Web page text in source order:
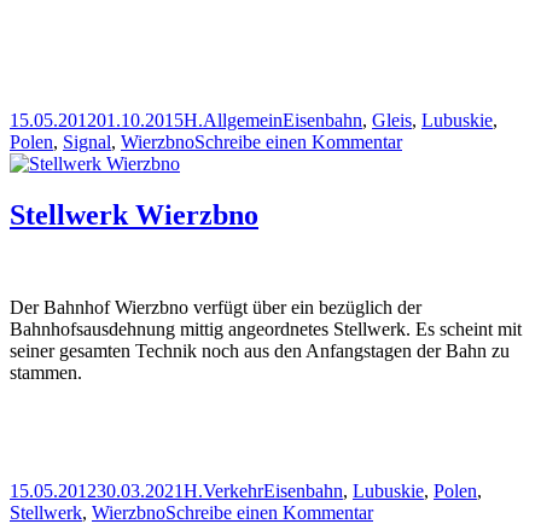
Veröffentlicht
am
15.05.201201.10.2015Autor
H.Kategorien
AllgemeinSchlagwörter
Eisenbahn, Gleis, Lubuskie,
Polen, Signal, WierzbnoSchreibe einen Kommentarzu
Stellwerk Wierzbno
Der Bahnhof Wierzbno verfügt über ein bezüglich der
Bahnhofsausdehnung mittig angeordnetes Stellwerk. Es scheint mit
seiner gesamten Technik noch aus den Anfangstagen der Bahn zu
stammen.
Veröffentlicht
am
15.05.201230.03.2021Autor
H.Kategorien
VerkehrSchlagwörter
Eisenbahn, Lubuskie, Polen,
Stellwerk, WierzbnoSchreibe einen Kommentarzu